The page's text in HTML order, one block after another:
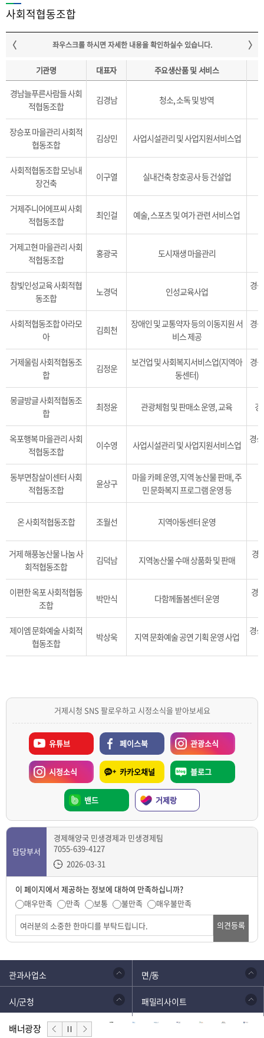
사회적협동조합
기관명 대표자 주요생산품 및 서비스
경남늘푸른사람들 사회
적협동조합
김경남 청소, 소독 및 방역
장승포 마을관리 사회적
협동조합
김상민 사업시설관리 및 사업지원서비스업
사회적협동조합 모닝내
장건축
이구열 실내건축 창호공사 등 건설업
거제주니어에프씨 사회
적협동조합
최인걸 예술, 스포츠 및 여가 관련 서비스업
거제고현 마을관리 사회
적협동조합
홍광국 도시재생 마을관리
참빛인성교육 사회적협
동조합
노경덕 인성교육사업
경
사회적협동조합 아라모
아
김희천
장애인 및 교통약자 등의 이동지원 서
비스 제공
경
거제울림 사회적협동조
합
김정운
보건업 및 사회복지서비스업(지역아
동센터)
경
몽글방글 사회적협동조
합
최정윤 관광체험 및 판매소 운영, 교육 경
옥포행복 마을관리 사회
적협동조합
이수영 사업시설관리 및 사업지원서비스업
경
동부면참살이센터 사회
적협동조합
윤상구
마을 카페 운영, 지역 농산물 판매, 주
민 문화복지 프로그램 운영 등
온 사회적협동조합 조월선 지역아동센터 운영
거제 해풍농산물 나눔 사
회적협동조합
김덕남 지역농산물 수매 상품화 및 판매
경
이편한 옥포 사회적협동
조합
박만식 다함께돌봄센터 운영
경
제이엠 문화예술 사회적
협동조합
박상욱 지역 문화예술 공연 기획 운영 사업
경
거제시청 SNS 팔로우하고 시정소식을 받아보세요
유튜브 페이스북 관광소식
시정소식 카카오채널 블로그
밴드 거제랑
담당부서
경제해양국 민생경제과 민생경제팀
7055-639-4127
2026-03-31
이 페이지에서 제공하는 정보에 대하여 만족하십니까?
매우만족
만족 보통 불만족
매우불만족
의견등록
관과사업소 면/동
시/군청 패밀리사이트
배너광장